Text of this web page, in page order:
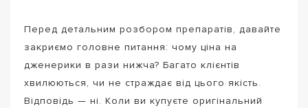
Перед детальним розбором препаратів, давайте
закриємо головне питання: чому ціна на
дженерики в рази нижча? Багато клієнтів
хвилюються, чи не страждає від цього якість.
Відповідь — ні. Коли ви купуєте оригінальний